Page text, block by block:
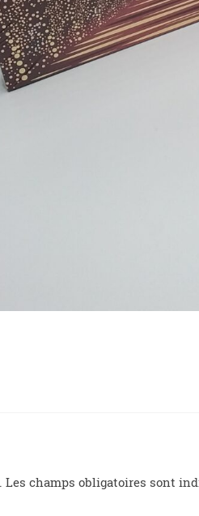
Les champs obligatoires sont